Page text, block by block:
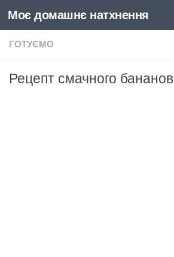
Skip to content
Моє домашнє натхнення
ГОТУЄМО
Рецепт смачного